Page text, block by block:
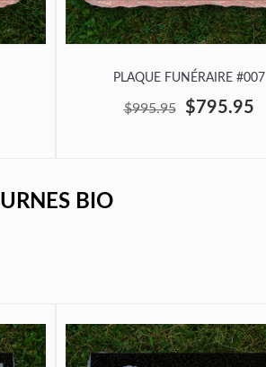
PLAQUE FUNÉRAIRE #007
$995.95 $795.95
URNES BIO